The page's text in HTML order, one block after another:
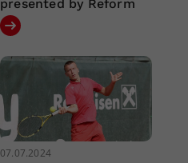
presented by Reform
07.07.2024